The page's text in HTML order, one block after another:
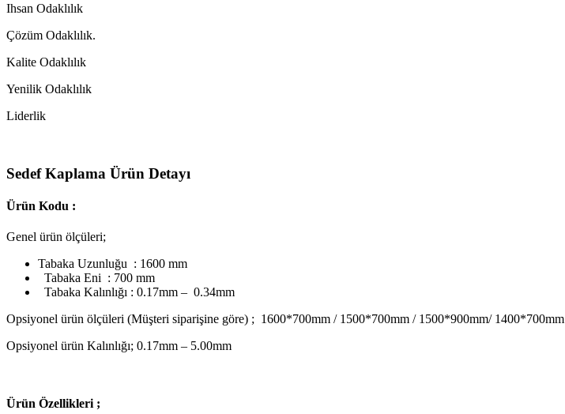
Ihsan Odaklılık
Çözüm Odaklılık.
Kalite Odaklılık
Yenilik Odaklılık
Liderlik
Sedef Kaplama Ürün Detayı
Ürün Kodu :
Genel ürün ölçüleri;
Tabaka Uzunluğu : 1600 mm
Tabaka Eni : 700 mm
Tabaka Kalınlığı : 0.17mm – 0.34mm
Opsiyonel ürün ölçüleri (Müşteri siparişine göre) ; 1600*700mm / 1500*700mm / 1500*900mm/ 1400*700mm
Opsiyonel ürün Kalınlığı; 0.17mm – 5.00mm
Ürün Özellikleri ;